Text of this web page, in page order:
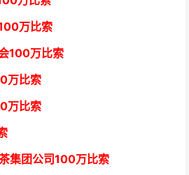
00万比索
100万比索
万比索
万比索
集团公司100万比索